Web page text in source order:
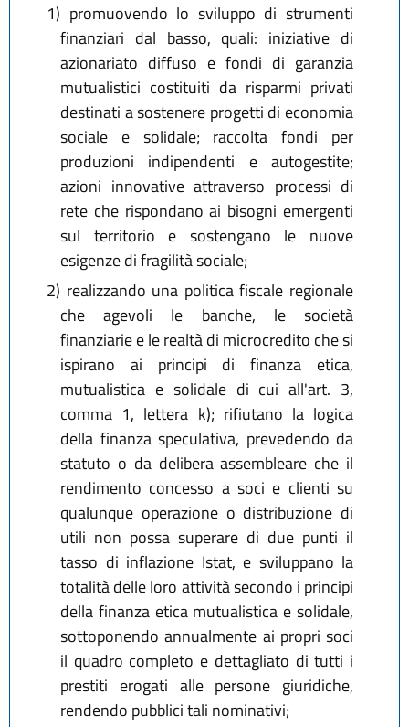
1) promuovendo lo sviluppo di strumenti
finanziari dal basso, quali: iniziative di
azionariato diffuso e fondi di garanzia
mutualistici costituiti da risparmi privati
destinati a sostenere progetti di economia
sociale e solidale; raccolta fondi per
produzioni indipendenti e autogestite;
azioni innovative attraverso processi di
rete che rispondano ai bisogni emergenti
sul territorio e sostengano le nuove
esigenze di fragilità sociale;
2) realizzando una politica fiscale regionale
che agevoli le banche, le società
finanziarie e le realtà di microcredito che si
ispirano ai principi di finanza etica,
mutualistica e solidale di cui all'art. 3,
comma 1, lettera k); rifiutano la logica
della finanza speculativa, prevedendo da
statuto o da delibera assembleare che il
rendimento concesso a soci e clienti su
qualunque operazione o distribuzione di
utili non possa superare di due punti il
tasso di inflazione Istat, e sviluppano la
totalità delle loro attività secondo i principi
della finanza etica mutualistica e solidale,
sottoponendo annualmente ai propri soci
il quadro completo e dettagliato di tutti i
prestiti erogati alle persone giuridiche,
rendendo pubblici tali nominativi;